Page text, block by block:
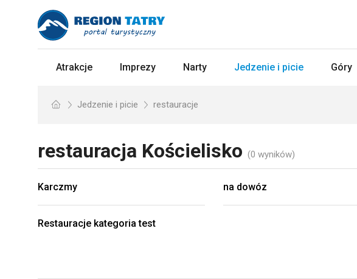
Atrakcje Imprezy Narty Jedzenie i picie Góry
Jedzenie i picie restauracje
restauracja Kościelisko (0 wyników)
Karczmy na dowóz
Restauracje kategoria test